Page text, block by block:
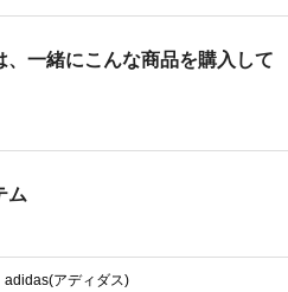
、一緒にこんな商品を購入して
ム
adidas(アディダス)